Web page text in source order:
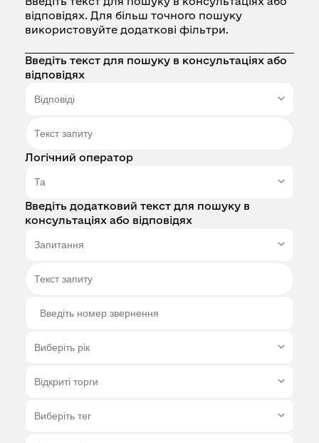
відповідях. Для більш точного пошуку
використовуйте додаткові фільтри.
Введіть текст для пошуку в консультаціях або
відповідях
Логічний оператор
Введіть додатковий текст для пошуку в
консультаціях або відповідях